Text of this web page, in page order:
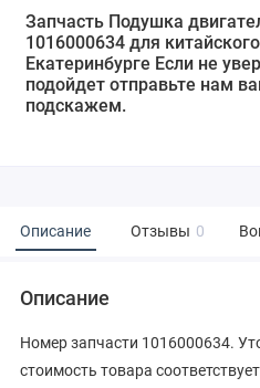
Запчасть Подушка
1016000634 для
Екатеринбурге Если не
подойдет отправьте нам
подскажем.
Описание Отзывы 0
Описание
Номер запчасти 1016000634.
стоимость товара